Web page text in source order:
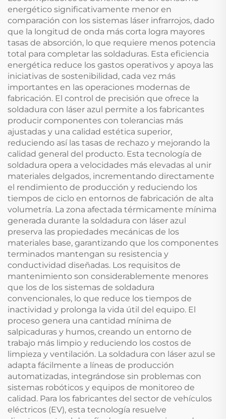
energético significativamente menor en
comparación con los sistemas láser infrarrojos, dado
que la longitud de onda más corta logra mayores
tasas de absorción, lo que requiere menos potencia
total para completar las soldaduras. Esta eficiencia
energética reduce los gastos operativos y apoya las
iniciativas de sostenibilidad, cada vez más
importantes en las operaciones modernas de
fabricación. El control de precisión que ofrece la
soldadura con láser azul permite a los fabricantes
producir componentes con tolerancias más
ajustadas y una calidad estética superior,
reduciendo así las tasas de rechazo y mejorando la
calidad general del producto. Esta tecnología de
soldadura opera a velocidades más elevadas al unir
materiales delgados, incrementando directamente
el rendimiento de producción y reduciendo los
tiempos de ciclo en entornos de fabricación de alta
volumetría. La zona afectada térmicamente mínima
generada durante la soldadura con láser azul
preserva las propiedades mecánicas de los
materiales base, garantizando que los componentes
terminados mantengan su resistencia y
conductividad diseñadas. Los requisitos de
mantenimiento son considerablemente menores
que los de los sistemas de soldadura
convencionales, lo que reduce los tiempos de
inactividad y prolonga la vida útil del equipo. El
proceso genera una cantidad mínima de
salpicaduras y humos, creando un entorno de
trabajo más limpio y reduciendo los costos de
limpieza y ventilación. La soldadura con láser azul se
adapta fácilmente a líneas de producción
automatizadas, integrándose sin problemas con
sistemas robóticos y equipos de monitoreo de
calidad. Para los fabricantes del sector de vehículos
eléctricos (EV), esta tecnología resuelve